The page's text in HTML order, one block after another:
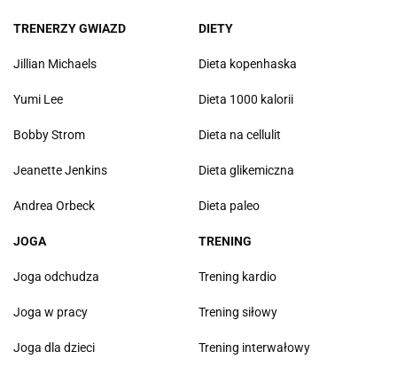
TRENERZY GWIAZD
Jillian Michaels
Yumi Lee
Bobby Strom
Jeanette Jenkins
Andrea Orbeck
DIETY
Dieta kopenhaska
Dieta 1000 kalorii
Dieta na cellulit
Dieta glikemiczna
Dieta paleo
JOGA
Joga odchudza
Joga w pracy
Joga dla dzieci
TRENING
Trening kardio
Trening siłowy
Trening interwałowy